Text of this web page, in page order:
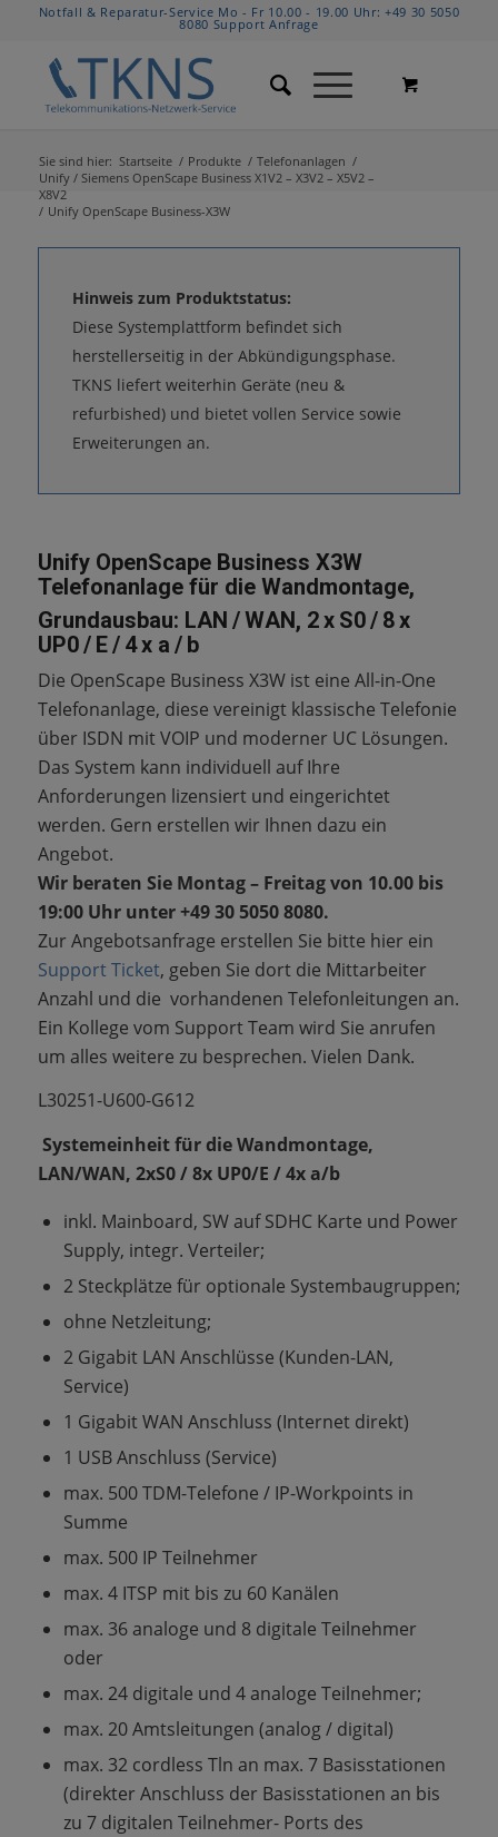
Notfall & Reparatur-Service Mo - Fr 10.00 - 19.00 Uhr:+49 30 5050
8080 Support Anfrage
Sie sind hier: Startseite / Produkte / Telefonanlagen /
Unify / Siemens OpenScape Business X1V2 – X3V2 – X5V2 –
X8V2
/ Unify OpenScape Business-X3W
Hinweis zum Produktstatus:
Diese Systemplattform befindet sich
herstellerseitig in der Abkündigungsphase.
TKNS liefert weiterhin Geräte (neu &
refurbished) und bietet vollen Service sowie
Erweiterungen an.
Unify OpenScape Business X3W
Telefonanlage für die Wandmontage,
Grundausbau: LAN / WAN, 2 x S0 / 8 x
UP0 / E / 4 x a / b
Die OpenScape Business X3W ist eine All-in-One
Telefonanlage, diese vereinigt klassische Telefonie
über ISDN mit VOIP und moderner UC Lösungen.
Das System kann individuell auf Ihre
Anforderungen lizensiert und eingerichtet
werden. Gern erstellen wir Ihnen dazu ein
Angebot.
Wir beraten Sie Montag – Freitag von 10.00 bis
19:00 Uhr unter +49 30 5050 8080.
Zur Angebotsanfrage erstellen Sie bitte hier ein
Support Ticket, geben Sie dort die Mittarbeiter
Anzahl und die vorhandenen Telefonleitungen an.
Ein Kollege vom Support Team wird Sie anrufen
um alles weitere zu besprechen. Vielen Dank.
L30251-U600-G612
Systemeinheit für die Wandmontage,
LAN/WAN, 2xS0 / 8x UP0/E / 4x a/b
inkl. Mainboard, SW auf SDHC Karte und Power
Supply, integr. Verteiler;
2 Steckplätze für optionale Systembaugruppen;
ohne Netzleitung;
2 Gigabit LAN Anschlüsse (Kunden-LAN,
Service)
1 Gigabit WAN Anschluss (Internet direkt)
1 USB Anschluss (Service)
max. 500 TDM-Telefone / IP-Workpoints in
Summe
max. 500 IP Teilnehmer
max. 4 ITSP mit bis zu 60 Kanälen
max. 36 analoge und 8 digitale Teilnehmer
oder
max. 24 digitale und 4 analoge Teilnehmer;
max. 20 Amtsleitungen (analog / digital)
max. 32 cordless Tln an max. 7 Basisstationen
(direkter Anschluss der Basisstationen an bis
zu 7 digitalen Teilnehmer- Ports des